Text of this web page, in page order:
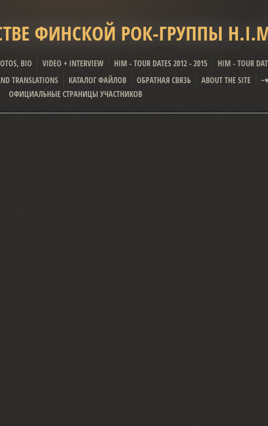
ФИНСКОЙ РОК-ГРУППЫ
BIO VIDEO + INTERVIEW HIM - TOUR DATES 2012 - 2015
HIM - TOUR
TRANSLATIONS КАТАЛОГ ФАЙЛОВ ОБРАТНАЯ СВЯЗЬ ABOUT THE SITE
ОФИЦИАЛЬНЫЕ СТРАНИЦЫ УЧАСТНИКОВ